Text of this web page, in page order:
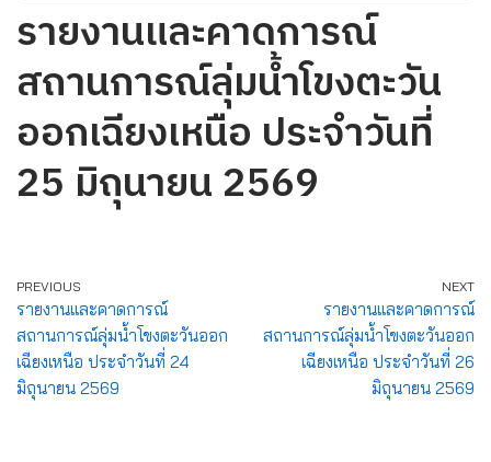
รายงานและคาดการณ์
สถานการณ์ลุ่มน้ำโขงตะวัน
ออกเฉียงเหนือ ประจำวันที่
25 มิถุนายน 2569
PREVIOUS
รายงานและคาดการณ์
สถานการณ์ลุ่มน้ำโขงตะวันออก
เฉียงเหนือ ประจำวันที่ 24
มิถุนายน 2569
NEXT
รายงานและคาดการณ์
สถานการณ์ลุ่มน้ำโขงตะวันออก
เฉียงเหนือ ประจำวันที่ 26
มิถุนายน 2569